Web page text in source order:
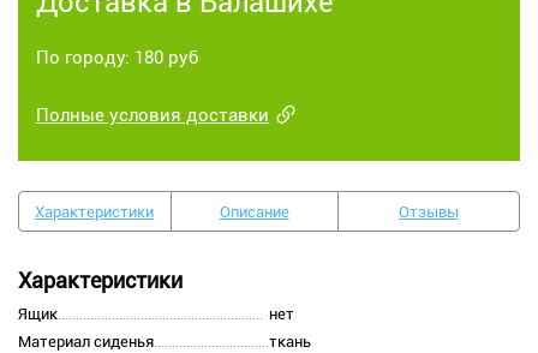
По городу: 180 руб
Полные условия доставки
Характеристики Описание Отзывы
Характеристики
Ящик
нет
Материал сиденья
ткань